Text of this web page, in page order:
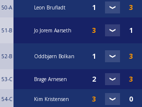
50-A Leon Brufladt
51-B Jo Jorem Aarseth
52-B Oddbjørn Bolkan
53-C Brage Arnesen
54-C Kim Kristensen